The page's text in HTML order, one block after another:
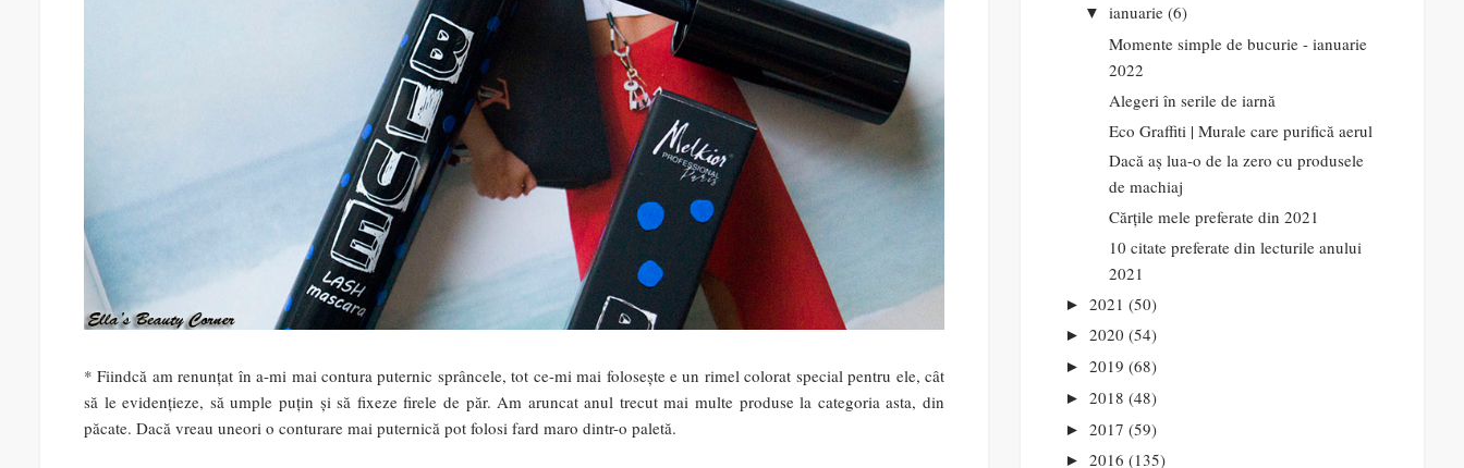
* Fiindcă am renunțat în a-mi mai contura puternic sprâncele, tot ce-mi mai folosește e un rimel colorat special pentru ele, cât
să le evidențieze, să umple puțin și să fixeze firele de păr. Am aruncat anul trecut mai multe produse la categoria asta, din
păcate. Dacă vreau uneori o conturare mai puternică pot folosi fard maro dintr-o paletă.
▼ ianuarie (6)
Momente simple de bucurie - ianuarie
2022
Alegeri în serile de iarnă
Eco Graffiti | Murale care purifică aerul
Dacă aș lua-o de la zero cu produsele
de machiaj
Cărțile mele preferate din 2021
10 citate preferate din lecturile anului
2021
► 2021 (50)
► 2020 (54)
► 2019 (68)
► 2018 (48)
► 2017 (59)
► 2016 (135)